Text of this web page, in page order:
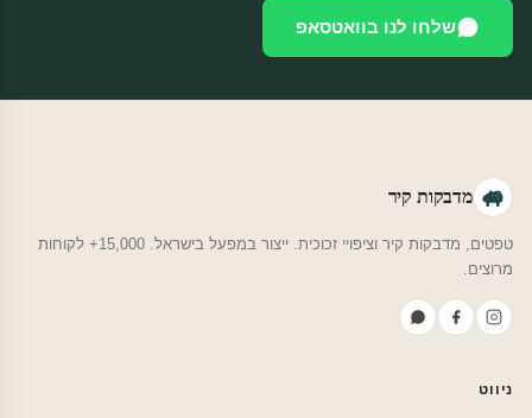
שלחו לנו בוואטסאפ
מדבקות קיר
טפטים, מדבקות קיר וציפויי זכוכית. ייצור במפעל בישראל. 15,000+ לקוחות
מרוצים.
ניווט